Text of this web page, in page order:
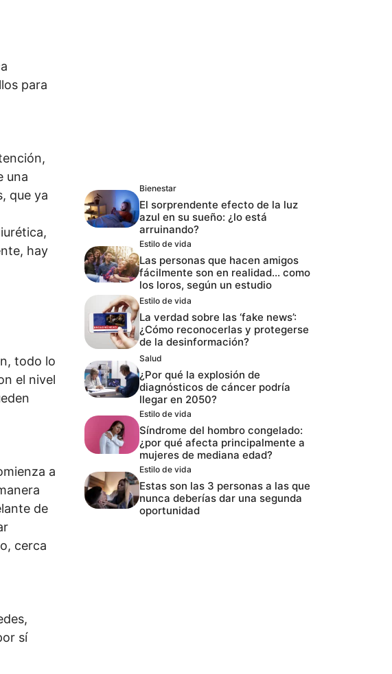
para
una
que ya
hay
todo lo
el nivel
a
de
cerca
sí
Bienestar
El sorprendente efecto de la luz
azul en su sueño: ¿lo está
arruinando?
Estilo de vida
Las personas que hacen amigos
fácilmente son en realidad… como
los loros, según un estudio
Estilo de vida
La verdad sobre las ‘fake news’:
¿Cómo reconocerlas y protegerse
de la desinformación?
Salud
¿Por qué la explosión de
diagnósticos de cáncer podría
llegar en 2050?
Estilo de vida
Síndrome del hombro congelado:
¿por qué afecta principalmente a
mujeres de mediana edad?
Estilo de vida
Estas son las 3 personas a las que
nunca deberías dar una segunda
oportunidad